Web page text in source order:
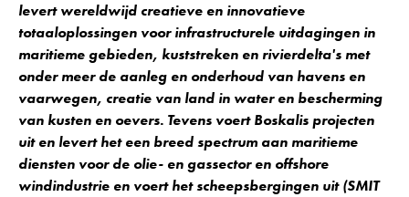
levert wereldwijd creatieve en innovatieve
totaaloplossingen voor infrastructurele uitdagingen in
maritieme gebieden, kuststreken en rivierdelta's met
onder meer de aanleg en onderhoud van havens en
vaarwegen, creatie van land in water en bescherming
van kusten en oevers. Tevens voert Boskalis projecten
uit en levert het een breed spectrum aan maritieme
diensten voor de olie- en gassector en offshore
windindustrie en voert het scheepsbergingen uit (SMIT